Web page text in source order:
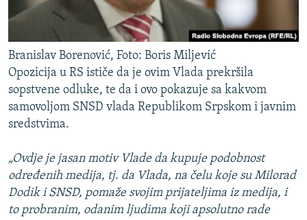
Branislav Borenović, Foto: Boris Miljević
Opozicija u RS ističe da je ovim Vlada prekršila
sopstvene odluke, te da i ovo pokazuje sa kakvom
samovoljom SNSD vlada Republikom Srpskom i javnim
sredstvima.
„Ovdje je jasan motiv Vlade da kupuje podobnost
određenih medija, tj. da Vlada, na čelu koje su Milorad
Dodik i SNSD, pomaže svojim prijateljima iz medija, i
to probranim, odanim ljudima koji apsolutno rade